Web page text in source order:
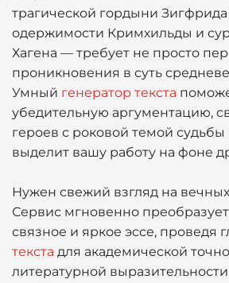
трагической гордыни
одержимости Кримхильды и
Хагена — требует не просто
проникновения в суть
Умный генератор текста
убедительную аргументацию,
героев с роковой темой судьбы
выделит вашу работу на фоне
Нужен свежий взгляд на
Сервис мгновенно
связное и яркое эссе, проведя
текста для академической
литературной